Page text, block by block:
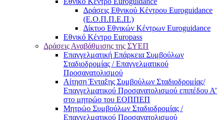
Δράσεις Εθνικού Κέντρου Euroguidance
(Ε.Ο.Π.Π.Ε.Π.)
Δίκτυο Εθνικών Κέντρων Euroguidance
Εθνικό Κέντρο Europass
Δράσεις Αναβάθμισης της ΣΥΕΠ
Επαγγελματική Επάρκεια Συμβούλων
Σταδιοδρομίας / Επαγγελματικού
Προσανατολισμού
Αίτηση Ένταξης Συμβούλων Σταδιοδρομίας/
Επαγγελματικού Προσανατολισμού επιπέδου Α’
στο μητρώο του ΕΟΠΠΕΠ
Μητρώο Συμβούλων Σταδιοδρομίας /
Επαγγελματικού Προσανατολισμού